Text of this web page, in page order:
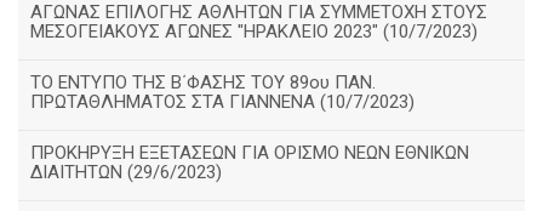
ΑΓΩΝΑΣ ΕΠΙΛΟΓΗΣ ΑΘΛΗΤΩΝ ΓΙΑ ΣΥΜΜΕΤΟΧΗ ΣΤΟΥΣ
ΜΕΣΟΓΕΙΑΚΟΥΣ ΑΓΩΝΕΣ "ΗΡΑΚΛΕΙΟ 2023" (10/7/2023)
ΤΟ ΕΝΤΥΠΟ ΤΗΣ Β΄ΦΑΣΗΣ ΤΟΥ 89ου ΠΑΝ.
ΠΡΩΤΑΘΛΗΜΑΤΟΣ ΣΤΑ ΓΙΑΝΝΕΝΑ (10/7/2023)
ΠΡΟΚΗΡΥΞΗ ΕΞΕΤΑΣΕΩΝ ΓΙΑ ΟΡΙΣΜΟ ΝΕΩΝ ΕΘΝΙΚΩΝ
ΔΙΑΙΤΗΤΩΝ (29/6/2023)